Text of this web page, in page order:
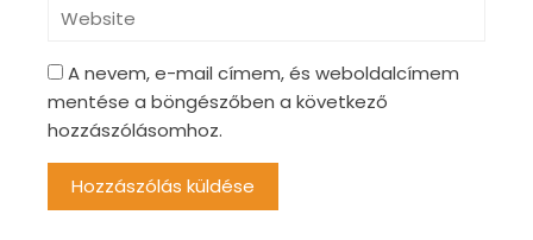
A nevem, e-mail címem, és weboldalcímem
mentése a böngészőben a következő
hozzászólásomhoz.